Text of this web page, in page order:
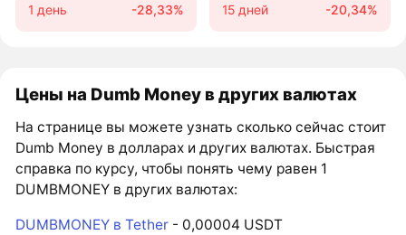
1 день -28,33% 15 дней -20,34%
Цены на Dumb Money в других валютах
На странице вы можете узнать сколько сейчас стоит
Dumb Money в долларах и других валютах. Быстрая
справка по курсу, чтобы понять чему равен 1
DUMBMONEY в других валютах:
DUMBMONEY в Tether - 0,00004 USDT